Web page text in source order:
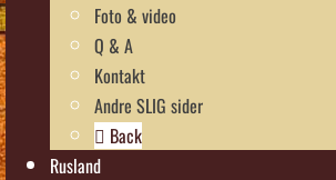
Foto & video
Q & A
Kontakt
Andre SLIG sider
Back
Rusland